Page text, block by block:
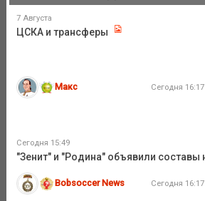
7 Августа
ЦСКА и трансферы
Макс Сегодня 16:17
Сегодня 15:49
"Зенит" и "Родина" объявили составы
Bobsoccer News Сегодня 16:17